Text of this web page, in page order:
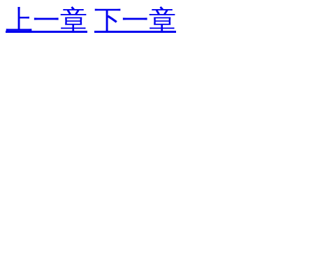
上一章 下一章